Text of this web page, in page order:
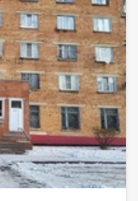
клиентский
вопросы с 9:00 до
сделки от
в
Анастасия